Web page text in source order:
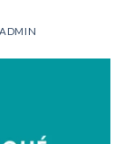
ADMIN